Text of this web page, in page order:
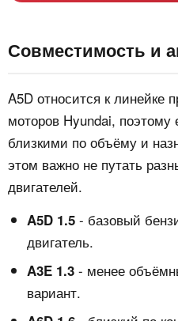
Совместимость и
A5D относится к линейке
моторов Hyundai, поэтому
близкими по объёму и
этом важно не путать
двигателей.
A5D 1.5 - базовый
двигатель.
A3E 1.3 - менее
вариант.